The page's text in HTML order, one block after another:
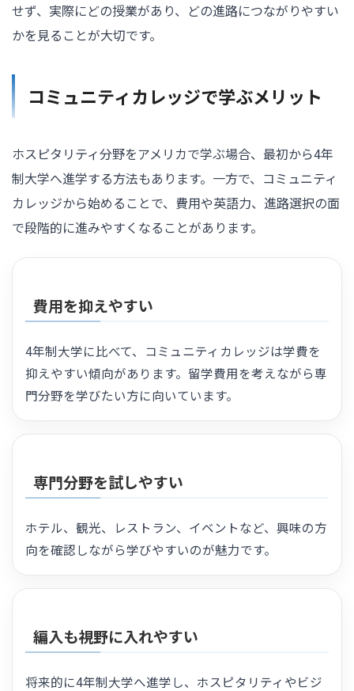
せず、実際にどの授業があり、どの進路につながりやすい
かを見ることが大切です。
コミュニティカレッジで学ぶメリット
ホスピタリティ分野をアメリカで学ぶ場合、最初から4年
制大学へ進学する方法もあります。一方で、コミュニティ
カレッジから始めることで、費用や英語力、進路選択の面
で段階的に進みやすくなることがあります。
費用を抑えやすい
4年制大学に比べて、コミュニティカレッジは学費を
抑えやすい傾向があります。留学費用を考えながら専
門分野を学びたい方に向いています。
専門分野を試しやすい
ホテル、観光、レストラン、イベントなど、興味の方
向を確認しながら学びやすいのが魅力です。
編入も視野に入れやすい
将来的に4年制大学へ進学し、ホスピタリティやビジ